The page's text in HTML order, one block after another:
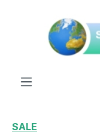
SALE